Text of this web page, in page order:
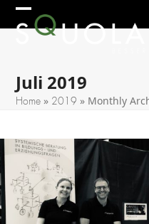
Skip
to Open
Close
Juli 2019
Home » 2019 » Monthly